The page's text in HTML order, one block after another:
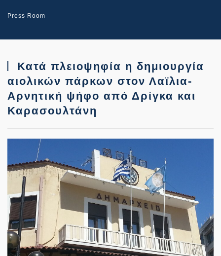
Press Room
Κατά πλειοψηφία η δημιουργία
αιολικών πάρκων στον Λαϊλια-
Αρνητική ψήφο από Δρίγκα και
Καρασουλτάνη